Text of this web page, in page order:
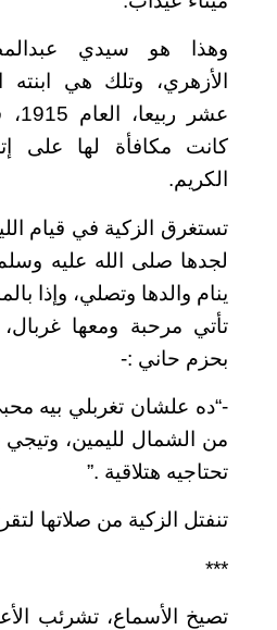
وهذا هو سيدي
الأزهري، وتلك هي
عشر
كانت مكافأة لها على
الكريم.
تستغرق الزكية في قيام
لجدها صلى الله عليه
ينام والدها وتصلي، وإذا
تأتي مرحبة ومعها غربال،
بحزم حاني :-
-“ده علشان تغربلي بيه
من الشمال لليمين، وتيجي
تحتاجيه هتلاقية .”
تنفتل الزكية من صلاتها
***
تصيخ الأسماع، تشرئب